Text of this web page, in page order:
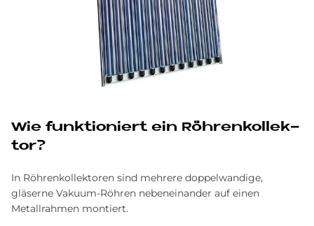
Wie funk­tio­niert ein Röh­ren­kol­lek­
tor?
In Röhrenkollektoren sind mehrere doppelwandige,
gläserne Vakuum-Röhren nebeneinander auf einen
Metallrahmen montiert.